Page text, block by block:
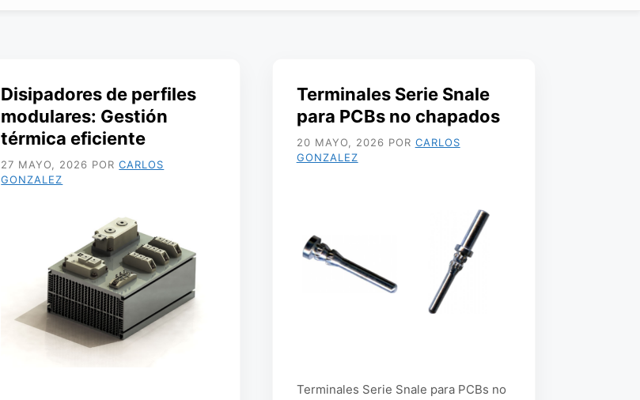
Disipadores de perfiles
modulares: Gestión
térmica eficiente
27 MAYO, 2026 PORCARLOS
GONZALEZ
Terminales Serie Snale
para PCBs no chapados
20 MAYO, 2026 POR CARLOS
GONZALEZ
Terminales Serie Snale para PCBs no